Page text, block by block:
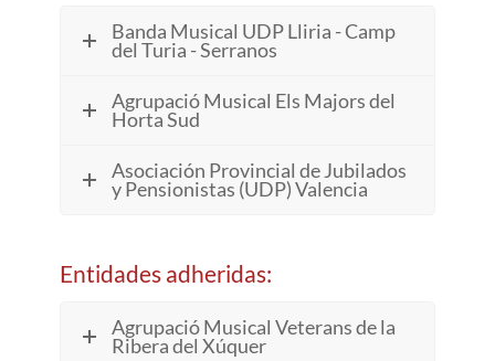
Banda Musical UDP Lliria - Camp
del Turia - Serranos
Agrupació Musical Els Majors del
Horta Sud
Asociación Provincial de Jubilados
y Pensionistas (UDP) Valencia
Entidades adheridas:
Agrupació Musical Veterans de la
Ribera del Xúquer